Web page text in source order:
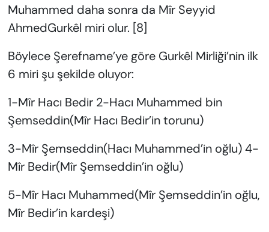
Muhammed daha sonra da Mîr Seyyid
AhmedGurkêl miri olur. [8]
Böylece Şerefname’ye göre Gurkêl Mirliği’nin ilk
6 miri şu şekilde oluyor:
1-Mîr Hacı Bedir 2-Hacı Muhammed bin
Şemseddin(Mîr Hacı Bedir’in torunu)
3-Mîr Şemseddin(Hacı Muhammed’in oğlu) 4-
Mîr Bedir(Mîr Şemseddin’in oğlu)
5-Mîr Hacı Muhammed(Mîr Şemseddin’in oğlu,
Mîr Bedir’in kardeşi)